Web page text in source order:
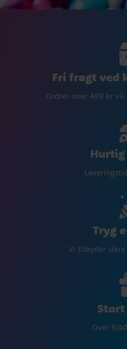
Fri fragt ved
Ordrer over 499 kr
Tryg
Vi tilbyder
Over